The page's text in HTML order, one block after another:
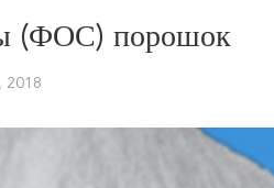
(ФОС) порошок
2018